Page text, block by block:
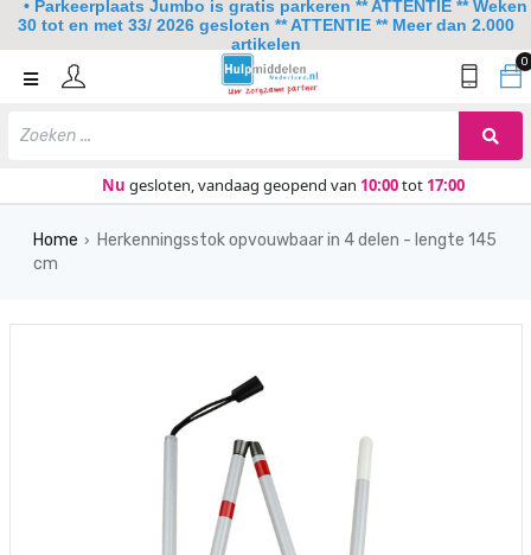
0
Nu gesloten, vandaag geopend van 10:00tot 17:00
Home
Keuken
Home › Herkenningsstok opvouwbaar in 4 delen - lengte 145
cm
• Parkeerplaats Jumbo is gratis parkeren ** ATTENTIE ** Weken
30 tot en met 33/ 2026 gesloten ** ATTENTIE ** Meer dan 2.000
artikelen